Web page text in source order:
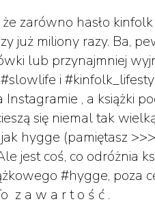
zarówno hasło
już miliony razy. Ba,
lub przynajmniej
i
Instagramie , a książki
się niemal tak
hygge (pamiętasz
jest coś, co odróżnia
#hygge, poza
z a w a r t o ś ć .